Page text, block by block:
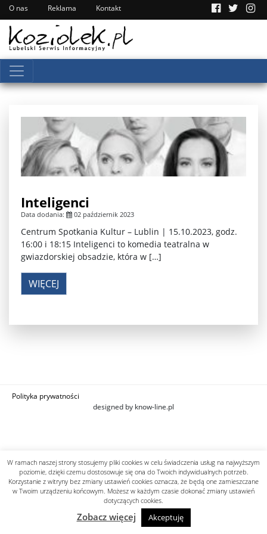
O nas Reklama Kontakt
Inteligenci
Data dodania: 02 październik 2023
Centrum Spotkania Kultur – Lublin | 15.10.2023, godz.
16:00 i 18:15 Inteligenci to komedia teatralna w
gwiazdorskiej obsadzie, która w […]
WIĘCEJ
Polityka prywatności
designed by know-line.pl
W ramach naszej strony stosujemy pliki cookies w celu świadczenia usług na najwyższym
poziomie, dzięki czemu dostosowuje się ona do Twoich indywidualnych potrzeb.
Korzystanie z witryny bez zmiany ustawień cookies oznacza, że będą one zamieszczane
w Twoim urządzeniu końcowym. Możesz w każdym czasie dokonać zmiany ustawień
dotyczących cookies.
Zobacz więcej Akceptuję